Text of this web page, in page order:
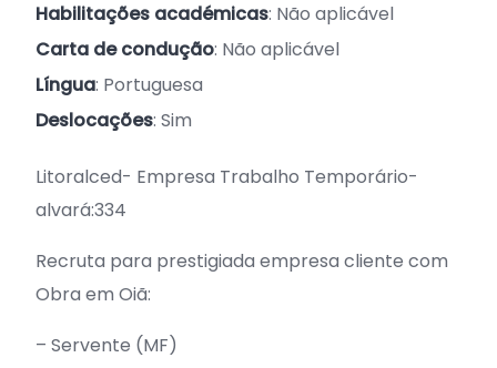
Habilitações académicas: Não aplicável
Carta de condução: Não aplicável
Língua: Portuguesa
Deslocações: Sim
Litoralced- Empresa Trabalho Temporário-
alvará:334
Recruta para prestigiada empresa cliente com
Obra em Oiã:
– Servente (MF)